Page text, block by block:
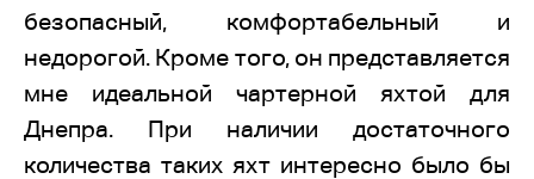
безопасный, комфортабельный и
недорогой. Кроме того, он представляется
мне идеальной чартерной яхтой для
Днепра. При наличии достаточного
количества таких яхт интересно было бы